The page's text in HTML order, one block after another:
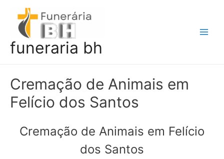
conteúdo
funeraria bh
Cremação de Animais em
Felício dos Santos
Cremação de Animais em Felício
dos Santos